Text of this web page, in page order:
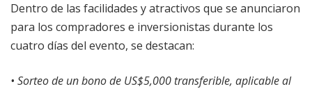
​Dentro de las facilidades y atractivos que se anunciaron
para los compradores e inversionistas durante los
cuatro días del evento, se destacan:
​• Sorteo de un bono de US$5,000 transferible, aplicable al